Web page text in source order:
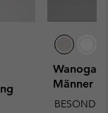
Wanoga™
Männer